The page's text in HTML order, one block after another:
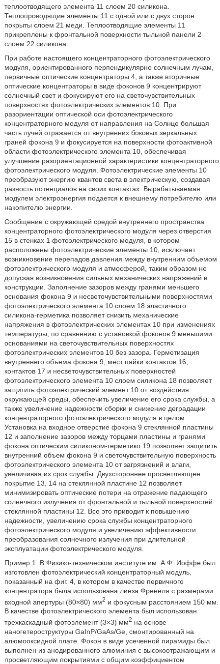
теплоотводящего элемента 11 слоем 20 силикона.
Теплопроводящие элементы 11 с одной или с двух сторон
покрыты слоем 21 меди. Теплоотводящие элементы 11
прикреплены к фронтальной поверхности тыльной панели 2
слоем 22 силикона.
При работе настоящего концентраторного фотоэлектрического
модуля, ориентированного перпендикулярно солнечным лучам,
первичные оптические концентраторы 4, а также вторичные
оптические концентраторы в виде фоконов 9 концентрируют
солнечный свет и фокусируют его на светочувствительных
поверхностях фотоэлектрических элементов 10. При
разориентации оптической оси фотоэлектрического
концентраторного модуля от направления на Солнце большая
часть лучей отражается от внутренних боковых зеркальных
граней фокона 9 и фокусируется на поверхности фотоактивной
области фотоэлектрического элемента 10, обеспечивая
улучшение разориентационной характеристики концентраторного
фотоэлектрического модуля. Фотоэлектрические элементы 10
преобразуют энергию квантов света в электрическую, создавая
разность потенциалов на своих контактах. Вырабатываемая
модулем электроэнергия подается к внешнему потребителю или
накопителю энергии.
Сообщение с окружающей средой внутреннего пространства
концентраторного фотоэлектрического модуля через отверстия
15 в стенках 1 фотоэлектрического модуля, в котором
расположены фотоэлектрические элементы 10, исключает
возникновение перепадов давления между внутренним объемом
фотоэлектрического модуля и атмосферой, таким образом не
допуская возникновения сильных механических напряжений в
конструкции. Заполнение зазоров между гранями меньшего
основания фокона 9 и несветочувствительными поверхностями
фотоэлектрического элемента 10 слоем 18 эластичного
силикона-герметика позволяет снизить механические
напряжения в фотоэлектрических элементах 10 при изменениях
температуры, по сравнению с установкой фоконов 9 меньшими
основаниями на светочувствительных поверхностях
фотоэлектрических элементов 10 без зазора. Герметизация
внутреннего объема фокона 9, мест пайки контактов 16,
контактов 17 и несветочувствительных поверхностей
фотоэлектрического элемента 10 слоем силикона 18 позволяет
защитить фотоэлектрический элемент 10 от воздействия
окружающей среды, обеспечить увеличение его срока службы, а
также увеличение надежности сборки и снижение деградации
концентраторного фотоэлектрического модуля в целом.
Установка на входное отверстие фокона 9 стеклянной пластины
12 и заполнение зазоров между торцами пластины и гранями
фокона оптическим силиконом-герметико 19 позволяет защитить
внутренний объем фокона 9 и светочувствительную поверхность
фотоэлектрического элемента 10 от загрязнений и влаги,
увеличивая их срок службы. Двухстороннее просветляющее
покрытие 13, 14 на стеклянной пластине 12 позволяет
минимизировать оптические потери на отражение падающего
солнечного излучения от фронтальной и тыльной поверхностей
стеклянной пластины 12. Все это приводит к повышению
надежности, увеличению срока службы концентраторного
фотоэлектрического модуля и увеличению эффективности
преобразования солнечного излучения при длительной
эксплуатации фотоэлектрического модуля.
Пример 1. В Физико-техническом институте им. А.Ф. Иоффе был
изготовлен фотоэлектрический концентраторный модуль,
показанный на фиг. 4, в котором в качестве первичного
концентратора была использована линза Френеля с размерами
входной апертуры (80×80) мм2 и фокусным расстоянием 150 мм.
В качестве фотоэлектрического элемента был использован
трехкаскадный фотоэлемент (3×3) мм2 на основе
наногетероструктуры GaInP/GaAs/Ge, смонтированный на
алюмооксидной плате. Фокон в виде усеченной пирамиды был
выполнен из анодированного алюминия с высокоотражающим и
просветляющим покрытиями с общим коэффициентом